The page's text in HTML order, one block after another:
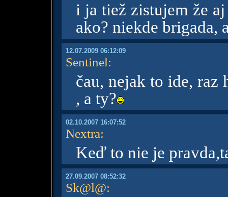
i ja tiež zistujem že
ako? niekde brigada,
12.07.2009 06:12:09
Sentinel:
čau, nejak to ide, raz
, a ty?
02.10.2007 16:07:52
Nextra:
Keď to nie je
27.09.2007 08:52:32
Sk@l@: